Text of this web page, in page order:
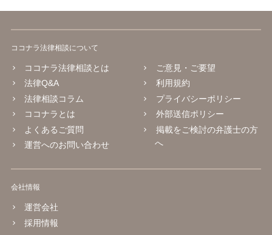
ココナラ法律相談について
ココナラ法律相談とは
法律Q&A
法律相談コラム
ココナラとは
よくあるご質問
運営へのお問い合わせ
ご意見・ご要望
利用規約
プライバシーポリシー
外部送信ポリシー
掲載をご検討の弁護士の方
へ
会社情報
運営会社
採用情報